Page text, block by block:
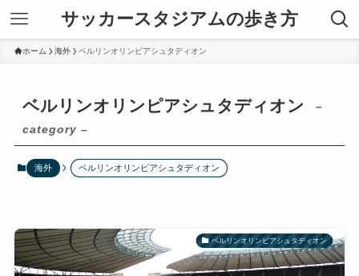
サッカースタジアムの歩き方
ホーム 海外 ベルリンオリンピアシュタディオン
ベルリンオリンピアシュタディオン
–
category –
海外 ベルリンオリンピアシュタディオン
ベルリンオリンピアシュタディオン